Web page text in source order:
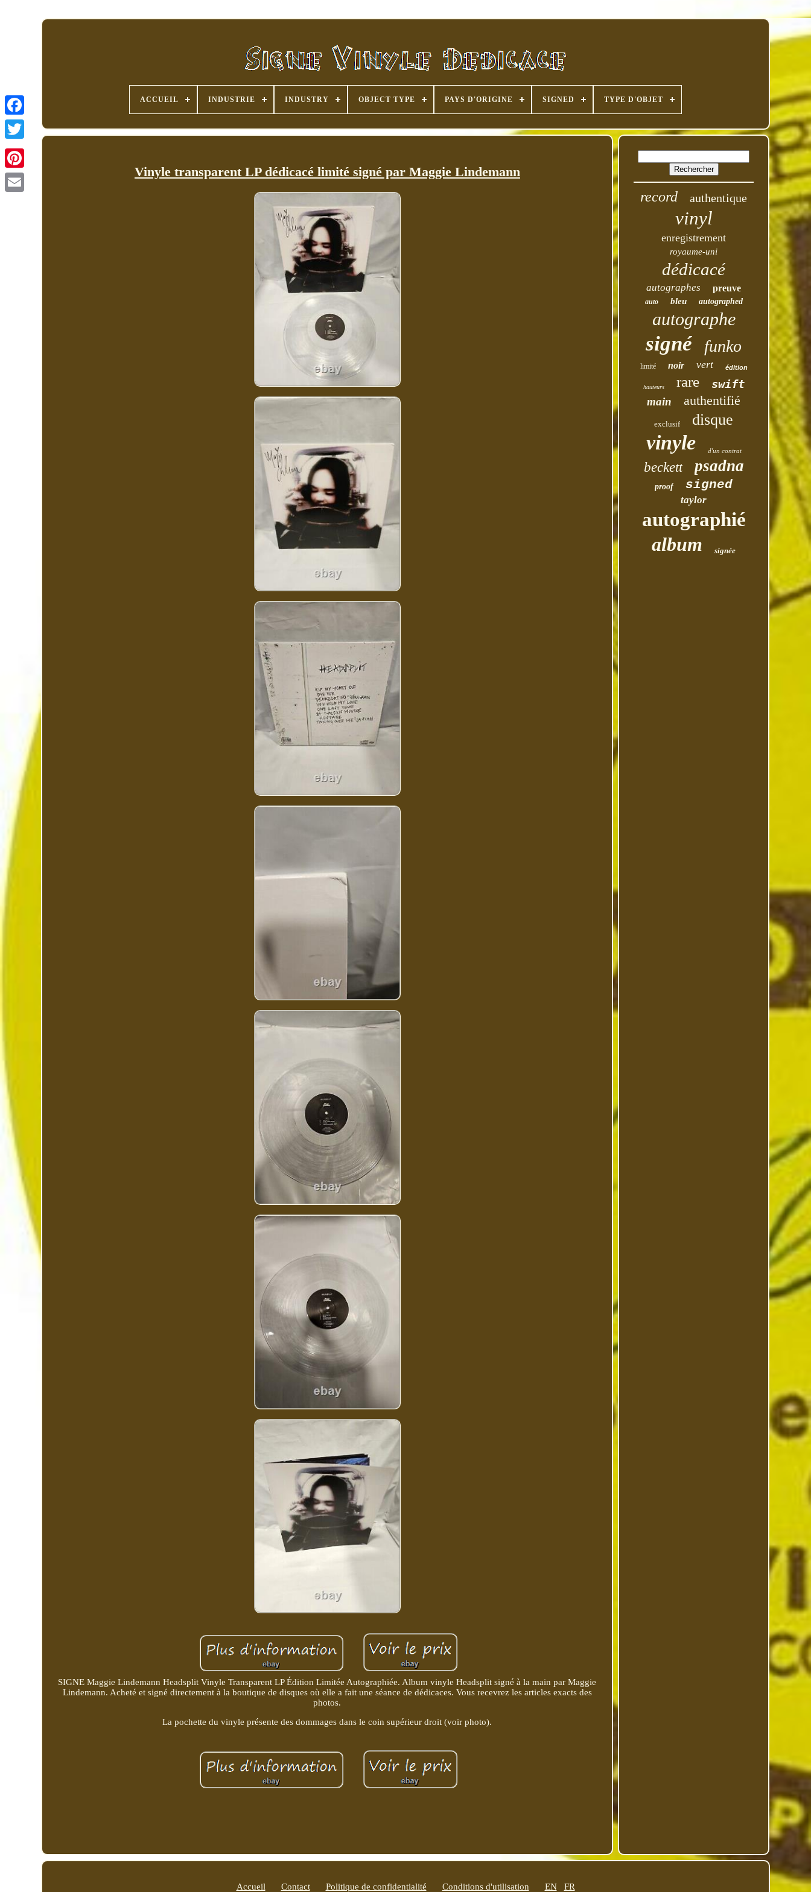
Pinterest
ACCUEIL INDUSTRIE INDUSTRY OBJECT TYPE PAYS D'ORIGINE SIGNED TYPE D'OBJET
Vinyle transparent LP dédicacé limité signé par Maggie Lindemann
SIGNE Maggie Lindemann Headsplit Vinyle Transparent LP Édition Limitée Autographiée. Album vinyle Headsplit signé à la main par Maggie
Lindemann. Acheté et signé directement à la boutique de disques où elle a fait une séance de dédicaces. Vous recevrez les articles exacts des
photos.
La pochette du vinyle présente des dommages dans le coin supérieur droit (voir photo).
record authentique
vinyl
enregistrement
royaume-uni
dédicacé
autographes preuve
auto bleu autographed
autographe
signé funko
limité noir vert édition
hauteurs rare swift
main authentifié
exclusif disque
vinyle d'un contrat
beckett psadna
proof signed
taylor
autographié
album
signée
Accueil Contact Politique de confidentialité Conditions d'utilisation EN FR